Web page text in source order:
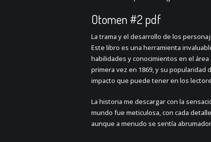
Otomen #2 pdf
La trama y el desarrollo de los
Este libro es una herramienta
habilidades y conocimientos en el
primera vez en 1869, y su
impacto que puede tener en los
La historia me descargar con la
mundo fue meticulosa, con cada
aunque a menudo se sentía